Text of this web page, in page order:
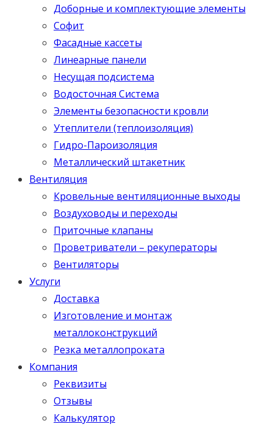
Доборные и комплектующие элементы
Софит
Фасадные кассеты
Линеарные панели
Несущая подсистема
Водосточная Система
Элементы безопасности кровли
Утеплители (теплоизоляция)
Гидро-Пароизоляция
Металлический штакетник
Вентиляция
Кровельные вентиляционные выходы
Воздуховоды и переходы
Приточные клапаны
Проветриватели – рекуператоры
Вентиляторы
Услуги
Доставка
Изготовление и монтаж
металлоконструкций
Резка металлопроката
Компания
Реквизиты
Отзывы
Калькулятор